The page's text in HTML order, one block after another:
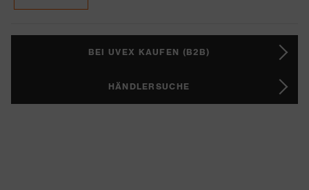
BEI UVEX KAUFEN (B2B)
HÄNDLERSUCHE